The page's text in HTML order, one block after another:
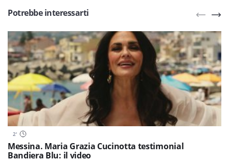
Potrebbe interessarti
2'
Messina. Maria Grazia Cucinotta testimonial
Bandiera Blu: il video